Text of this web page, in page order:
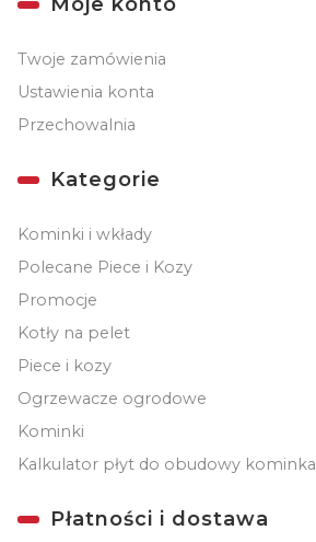
Twoje zamówienia
Ustawienia konta
Przechowalnia
Kategorie
Kominki i wkłady
Polecane Piece i Kozy
Promocje
Kotły na pelet
Piece i kozy
Ogrzewacze ogrodowe
Kominki
Kalkulator płyt do obudowy kominka
Płatności i dostawa